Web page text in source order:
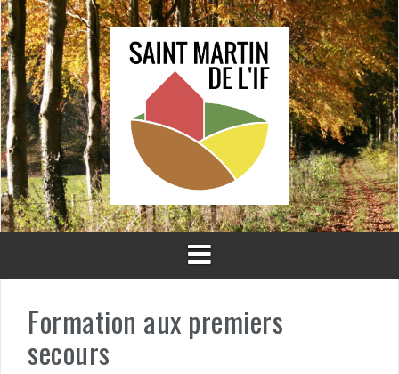
Aller
au
contenu
Formation aux premiers
secours